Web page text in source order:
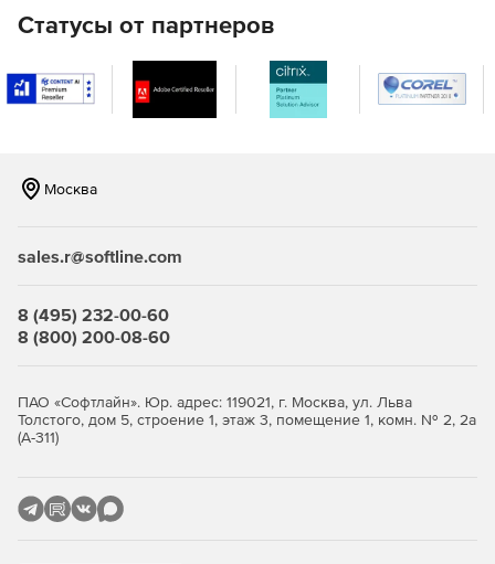
интеграция расчета KPI и зарплаты с бухгалтерией,
CRM и другими учетными системами.
Статусы от партнеров
Москва
sales.r@softline.com
8 (495) 232-00-60
8 (800) 200-08-60
ПАО «Софтлайн». Юр. адрес: 119021, г. Москва, ул. Льва
Толстого, дом 5, строение 1, этаж 3, помещение 1, комн. № 2, 2а
(А-311)